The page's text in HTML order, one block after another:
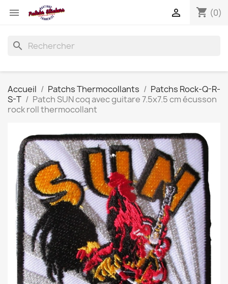
 shopping_cart (0)

search
Accueil Patchs Thermocollants
Patchs Rock-Q-R-
S-T
Patch SUN coq avec guitare 7.5x7.5 cm écusson
rock roll thermocollant